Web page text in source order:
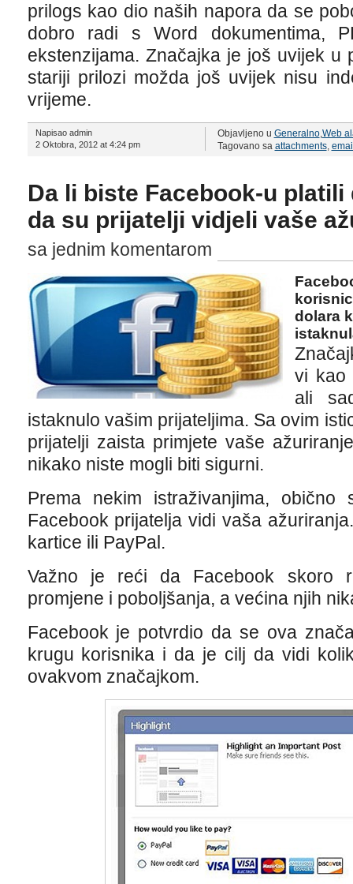
prilogs kao dio naših napora da se
dobro radi s Word dokumentima,
ekstenzijama. Značajka je još uvijek u
stariji prilozi možda još uvijek nisu
vrijeme.
Napisao admin
2 Oktobra, 2012 at 4:24 pm
Objavljeno u Generalno,Web
Tagovano sa attachments,
Da li biste Facebook-u
da su prijatelji vidjeli vaše
sa jednim komentarom
dolara
vi kao
ali
istaknulo vašim prijateljima. Sa ovim
prijatelji zaista primjete vaše
nikako niste mogli biti sigurni.
Prema nekim istraživanjima,
Facebook prijatelja vidi vaša
kartice ili PayPal.
Važno je reći da Facebook skoro
promjene i poboljšanja, a većina njih
Facebook je potvrdio da se ova
krugu korisnika i da je cilj da vidi
ovakvom značajkom.